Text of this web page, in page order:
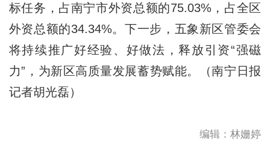
标任务，占南宁市外资总额的75.03%，占全区
外资总额的34.34%。下一步，五象新区管委会
将持续推广好经验、好做法，释放引资“强磁
力”，为新区高质量发展蓄势赋能。（南宁日报
记者胡光磊）
编辑：林姗婷